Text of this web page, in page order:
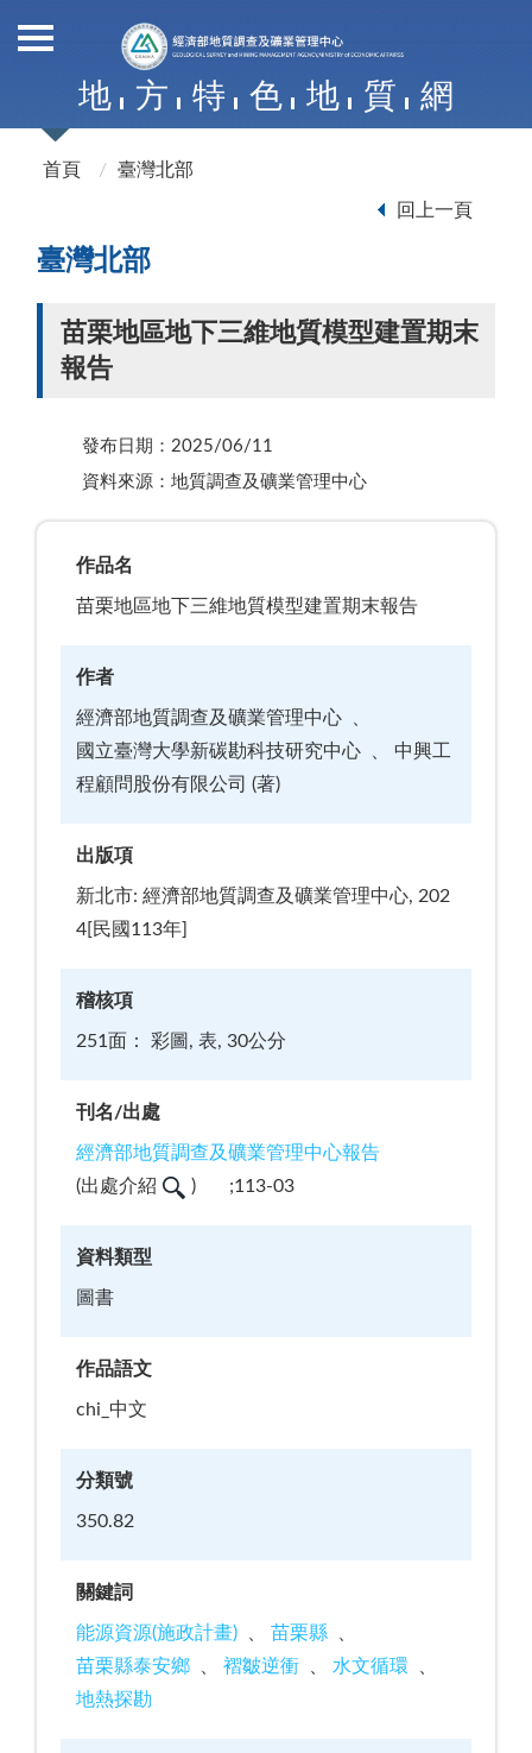
地 方 特 色 地 質 網
首頁 臺灣北部
回上一頁
臺灣北部
苗栗地區地下三維地質模型建置期末
報告
發布日期：2025/06/11
資料來源：地質調查及礦業管理中心
作品名
苗栗地區地下三維地質模型建置期末報告
作者
經濟部地質調查及礦業管理中心
國立臺灣大學新碳勘科技研究中心
中興工
程顧問股份有限公司 (著)
出版項
新北市: 經濟部地質調查及礦業管理中心, 202
4[民國113年]
稽核項
251面： 彩圖, 表, 30公分
刊名/出處
經濟部地質調查及礦業管理中心報告
(出處介紹 ) ;113-03
資料類型
圖書
作品語文
chi_中文
分類號
350.82
關鍵詞
能源資源(施政計畫)
苗栗縣
苗栗縣泰安鄉
褶皺逆衝
水文循環
地熱探勘